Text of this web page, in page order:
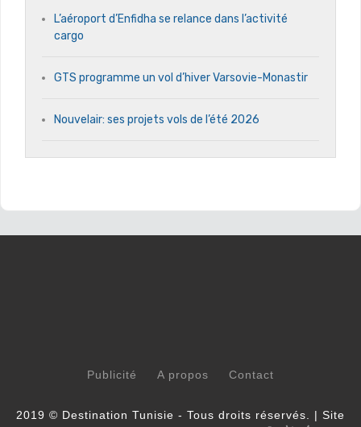
L’aéroport d’Enfidha se relance dans l’activité
cargo
GTS programme un vol d’hiver Varsovie-Monastir
Nouvelair: ses projets vols de l’été 2026
Publicité A propos Contact
2019 © Destination Tunisie - Tous droits réservés. | Site